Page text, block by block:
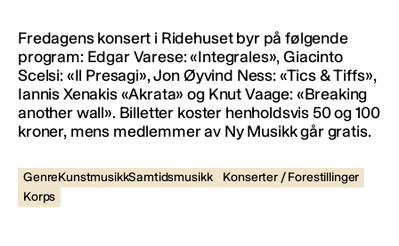
Fredagens konsert i Ridehuset byr på følgende
program: Edgar Varese: «Integrales», Giacinto
Scelsi: «Il Presagi», Jon Øyvind Ness: «Tics & Tiffs»,
Iannis Xenakis «Akrata» og Knut Vaage: «Breaking
another wall». Billetter koster henholdsvis 50 og 100
kroner, mens medlemmer av Ny Musikk går gratis.
GenreKunstmusikkSamtidsmusikk
Konserter / Forestillinger
Korps